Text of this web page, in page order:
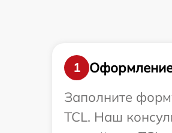
1
Заполните
TCL. Наш